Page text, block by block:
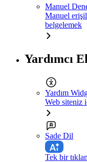
Manuel
Manuel
belgelemek
Yardımcı
Yardım
Web siteniz
Sade Dil
Tek bir